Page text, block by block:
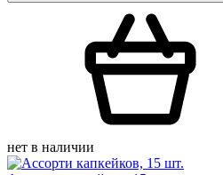
нет в наличии